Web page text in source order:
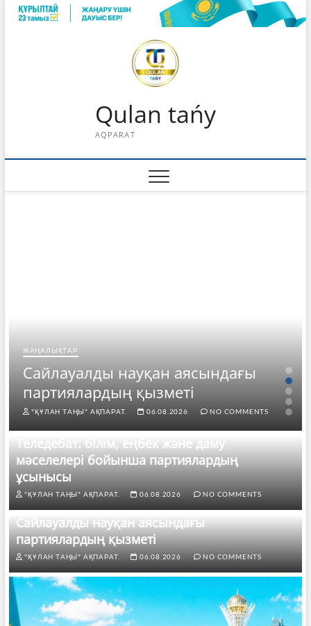
Skip
Qulan tańy
AQPARAT
ЖАҢАЛЫҚТАР
Сайлауалды науқан аясындағы
партиялардың қызметі
"ҚҰЛАН ТАҢЫ" АҚПАРАТ. 06.08.2026 NO COMMENTS
Теледебат: білім, еңбек және даму
мәселелері бойынша партиялардың
ұсынысы
"ҚҰЛАН ТАҢЫ" АҚПАРАТ. 06.08.2026 NO COMMENTS
Сайлауалды науқан аясындағы
партиялардың қызметі
"ҚҰЛАН ТАҢЫ" АҚПАРАТ. 06.08.2026 NO COMMENTS